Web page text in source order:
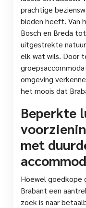
prachtige
bieden heeft. Van
Bosch en Breda
uitgestrekte
elk wat wils. Door
omgeving
het moois dat
Beperkte
met
Hoewel goedkope
Brabant een
zoek is naar